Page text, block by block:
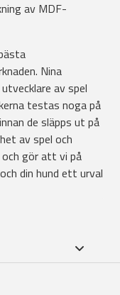
av MDF-
Nina
av spel
testas noga på
de släpps ut på
av spel och
gör att vi på
din hund ett urval